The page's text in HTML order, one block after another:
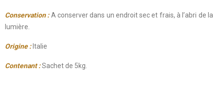
Conservation :A conserver dans un endroit sec et frais, à l’abri de la
lumière.
Origine :Italie
Contenant :Sachet de 5kg.